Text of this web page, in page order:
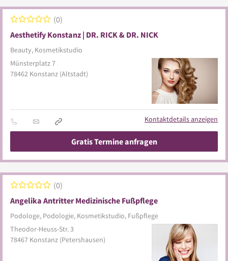
Aesthetify Konstanz | DR. RICK & DR. NICK
Beauty, Kosmetikstudio
0
Münsterplatz 7
78462 Konstanz (Altstadt)
Kontaktdetails anzeigen
Gratis Termine anfragen
Angelika Antritter Medizinische Fußpflege
Podologe, Podologie, Kosmetikstudio, Fußpflege
0
Theodor-Heuss-Str. 3
78467 Konstanz (Petershausen)